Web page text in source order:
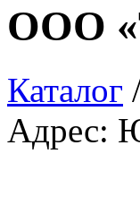
ООО
Каталог
Адрес: